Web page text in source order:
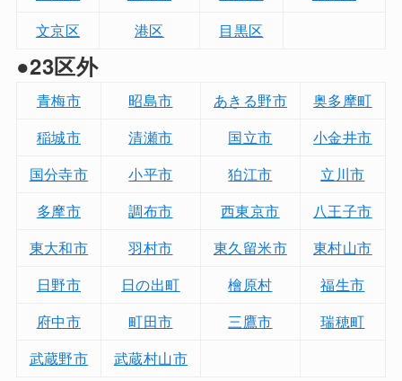
文京区
港区 目黒区
●23区外
青梅市 昭島市 あきる野市
奥多摩町
稲城市
清瀬市 国立市
小金井市
国分寺市
小平市 狛江市
立川市
多摩市
調布市 西東京市
八王子市
東大和市
羽村市 東久留米市
東村山市
日野市
日の出町 檜原村
福生市
府中市
町田市 三鷹市
瑞穂町
武蔵野市
武蔵村山市